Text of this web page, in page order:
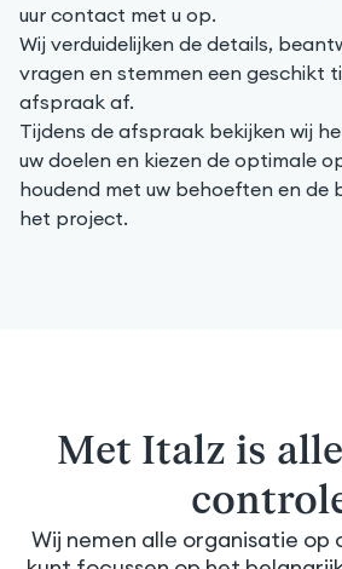
uur contact met u op.
Wij verduidelijken de details,
vragen en stemmen een geschikt
afspraak af.
Tijdens de afspraak bekijken wij
uw doelen en kiezen de optimale
houdend met uw behoeften en de
het project.
Met Italz is
Wij nemen alle organisatie op